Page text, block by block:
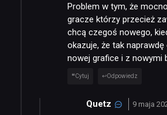
RECENZJE
KULTURA
Problem w tym, że
gracze którzy przecież
chcą czegoś nowego,
okazuje, że tak
nowej grafice i z nowymi
Cytuj Odpowiedz
Quetz 9 maja